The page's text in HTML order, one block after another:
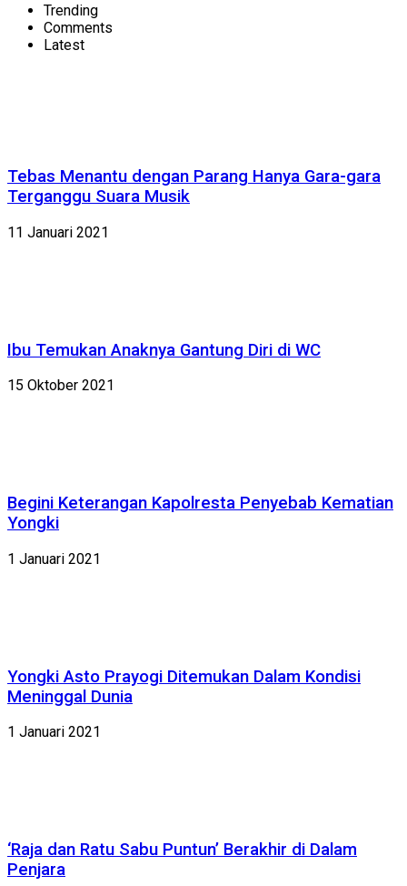
Trending
Comments
Latest
Tebas Menantu dengan Parang Hanya Gara-gara
Terganggu Suara Musik
11 Januari 2021
Ibu Temukan Anaknya Gantung Diri di WC
15 Oktober 2021
Begini Keterangan Kapolresta Penyebab Kematian
Yongki
1 Januari 2021
Yongki Asto Prayogi Ditemukan Dalam Kondisi
Meninggal Dunia
1 Januari 2021
‘Raja dan Ratu Sabu Puntun’ Berakhir di Dalam
Penjara